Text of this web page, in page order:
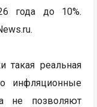
года до 10%.
такая реальная
инфляционные
не позволяют